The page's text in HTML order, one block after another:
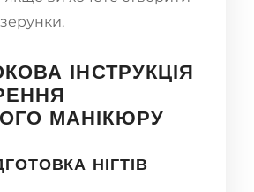
ІНСТРУКЦІЯ
МАНІКЮРУ
НІГТІВ